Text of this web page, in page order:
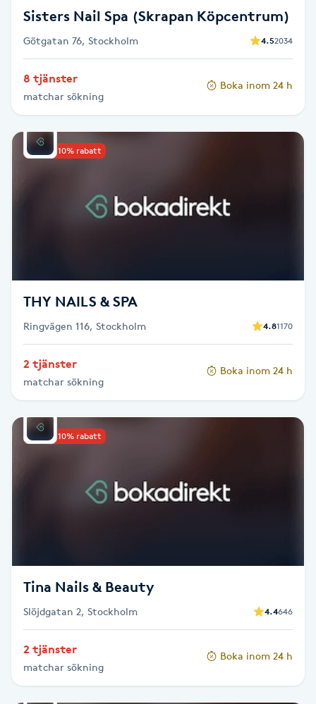
Fotsvamp
Fransar
Fransborttagning
Fransförlängning
Fransk manikyr
Fransrengöring
Friskvård
Friskvårdsmassage
Funktionsanalys
Färgning
Föning
Sisters Nail Spa (Skrapan Köpcentrum)
Götgatan 76, Stockholm 4.52034
8 tjänster
matchar sökning
Boka inom 24 h
Upp till 10% rabatt
THY NAILS & SPA
Ringvägen 116, Stockholm 4.81170
2 tjänster
matchar sökning
Boka inom 24 h
Upp till 10% rabatt
Tina Nails & Beauty
Slöjdgatan 2, Stockholm 4.4646
2 tjänster
matchar sökning
Boka inom 24 h